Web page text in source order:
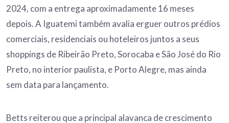
2024, com a entrega aproximadamente 16 meses
depois. A Iguatemi também avalia erguer outros prédios
comerciais, residenciais ou hoteleiros juntos a seus
shoppings de Ribeirão Preto, Sorocaba e São José do Rio
Preto, no interior paulista, e Porto Alegre, mas ainda
sem data para lançamento.
Betts reiterou que a principal alavanca de crescimento